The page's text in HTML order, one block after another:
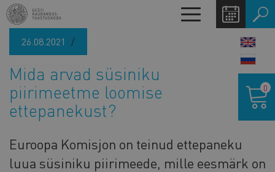
Liigu
edasi
põhisisu
Toggle
navigation
26.08.2021
Mida arvad süsiniku
piirimeetme loomise
ettepanekust?
Euroopa Komisjon on teinud ettepaneku
luua süsiniku piirimeede, mille eesmärk on
0